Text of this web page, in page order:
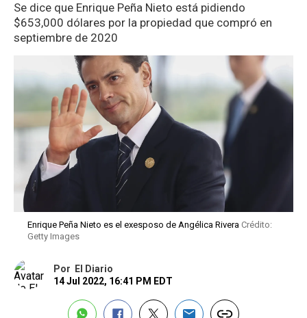
Se dice que Enrique Peña Nieto está pidiendo
$653,000 dólares por la propiedad que compró en
septiembre de 2020
Enrique Peña Nieto es el exesposo de Angélica Rivera Crédito:
Getty Images
Por
El Diario
14 Jul 2022, 16:41 PM EDT